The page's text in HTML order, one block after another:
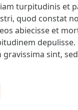
turpitudinis et
quod constat
abiecisse et
depulisse.
sint,